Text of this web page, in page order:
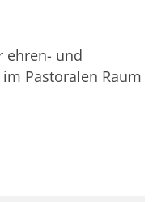
ehren- und
Pastoralen Raum